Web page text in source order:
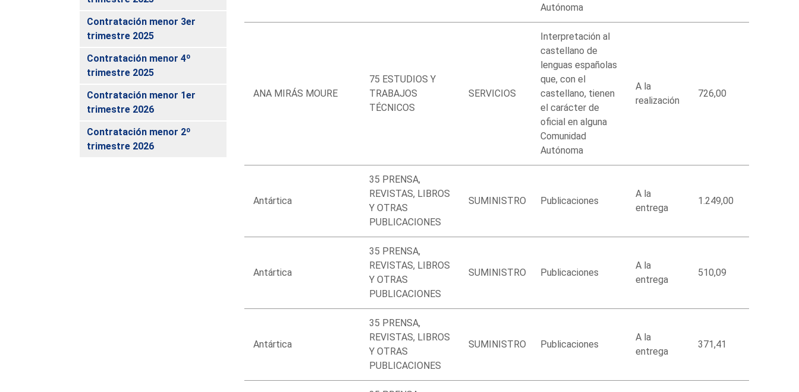
Contratación menor 3er
trimestre 2025
Contratación menor 4º
trimestre 2025
Contratación menor 1er
trimestre 2026
Contratación menor 2º
trimestre 2026
Autónoma
ANA MIRÁS MOURE
75 ESTUDIOS Y
TRABAJOS
TÉCNICOS
SERVICIOS
Interpretación al
castellano de
lenguas españolas
que, con el
castellano, tienen
el carácter de
oficial en alguna
Comunidad
Autónoma
A la
realización
726,00
Antártica
35 PRENSA,
REVISTAS, LIBROS
Y OTRAS
PUBLICACIONES
SUMINISTRO Publicaciones
A la
entrega
1.249,00
Antártica
35 PRENSA,
REVISTAS, LIBROS
Y OTRAS
PUBLICACIONES
SUMINISTRO Publicaciones
A la
entrega
510,09
Antártica
35 PRENSA,
REVISTAS, LIBROS
Y OTRAS
PUBLICACIONES
SUMINISTRO Publicaciones
A la
entrega
371,41